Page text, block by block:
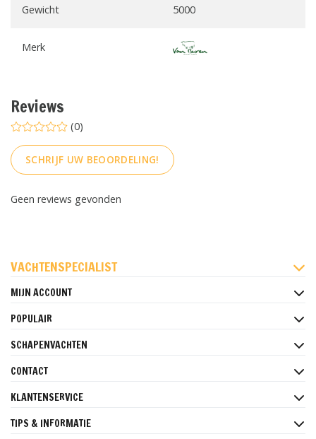
Gewicht 5000
Merk
Reviews
(0)
SCHRIJF UW BEOORDELING!
Geen reviews gevonden
VACHTENSPECIALIST
MIJN ACCOUNT
POPULAIR
SCHAPENVACHTEN
CONTACT
KLANTENSERVICE
TIPS & INFORMATIE